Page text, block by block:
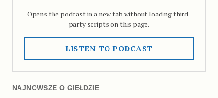
Opens the podcast in a new tab without loading third-
party scripts on this page.
LISTEN TO PODCAST
NAJNOWSZE O GIEŁDZIE